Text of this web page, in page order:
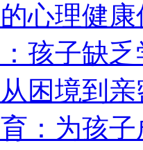
心理健
孩子缺
困境到
：为孩